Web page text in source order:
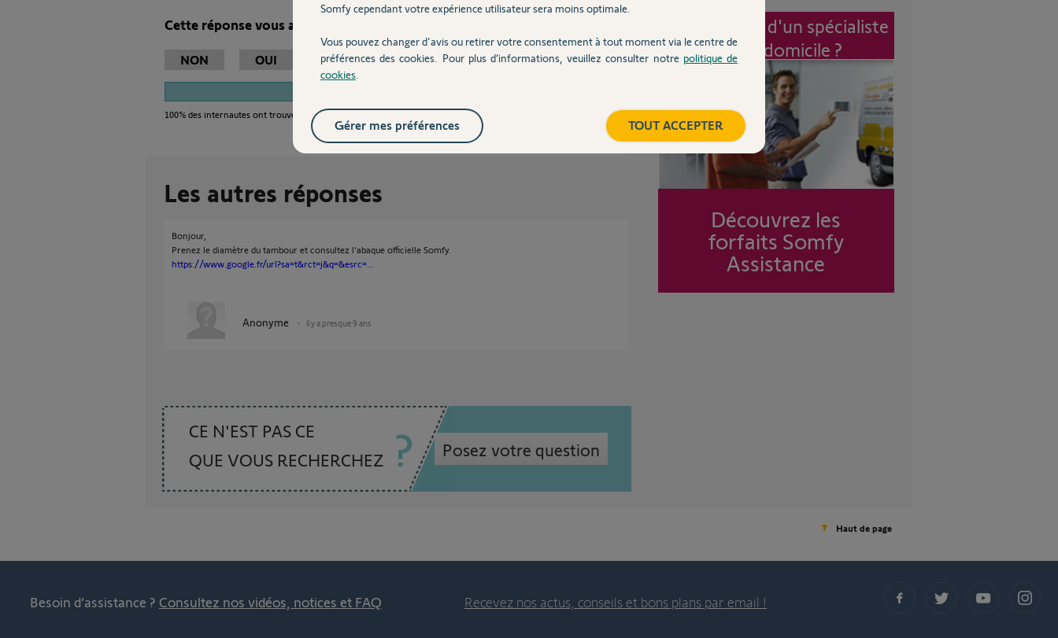
Cette réponse vous a-t-elle aidé ?
NON OUI
100% des internautes ont trouvé cette réponse utile
Les autres réponses
Bonjour,
Prenez le diamètre du tambour et consultez l'abaque officielle Somfy.
https://www.google.fr/url?sa=t&rct=j&q=&esrc=...
Anonyme il y a presque 9 ans
CE N'EST PAS CE
QUE VOUS RECHERCHEZ
Posez votre question
Intervention d'un spécialiste
à mon domicile ?
Découvrez les
forfaits Somfy
Assistance
Haut de page
Besoin d’assistance ? Consultez nos vidéos, notices et FAQ Recevez nos actus, conseils et bons plans par email !
Somfy cependant votre expérience utilisateur sera moins optimale.
Vous pouvez changer d'avis ou retirer votre consentement à tout moment via le centre de
préférences des cookies. Pour plus d’informations, veuillez consulter notre politique de
cookies
TOUT ACCEPTER
Gérer mes préférences